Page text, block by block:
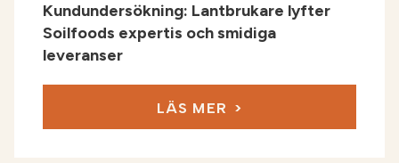
Kundundersökning: Lantbrukare lyfter
Soilfoods expertis och smidiga
leveranser
LÄS MER